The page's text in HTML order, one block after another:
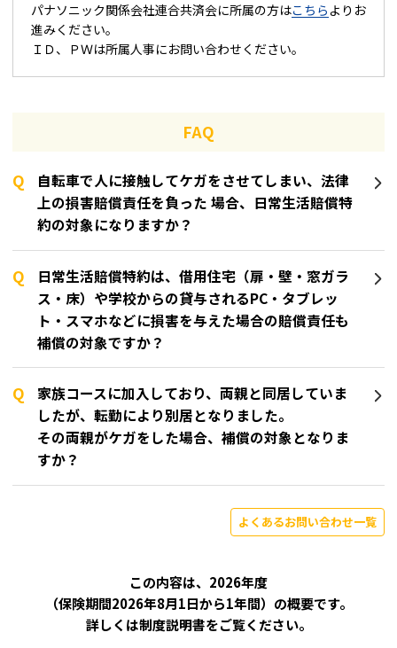
パナソニック関係会社連合共済会に所属の方はこちら よりお
進みください。
ＩＤ、ＰＷは所属人事にお問い合わせください。
FAQ
自転車で人に接触してケガをさせてしまい、法律
上の損害賠償責任を負った 場合、日常生活賠償特
約の対象になりますか？
日常生活賠償特約は、借用住宅（扉・壁・窓ガラ
ス・床）や学校からの貸与されるPC・タブレッ
ト・スマホなどに損害を与えた場合の賠償責任も
補償の対象ですか？
家族コースに加入しており、両親と同居していま
したが、転勤により別居となりました。
その両親がケガをした場合、補償の対象となりま
すか？
よくあるお問い合わせ一覧
この内容は、2026年度
（保険期間2026年8月1日から1年間）の概要です。
詳しくは制度説明書をご覧ください。